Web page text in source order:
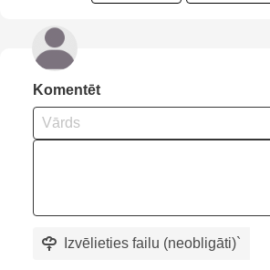
Komentēt
Izvēlieties failu (neobligāti)`